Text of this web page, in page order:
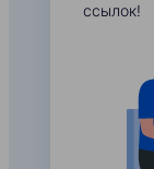
ссылок!